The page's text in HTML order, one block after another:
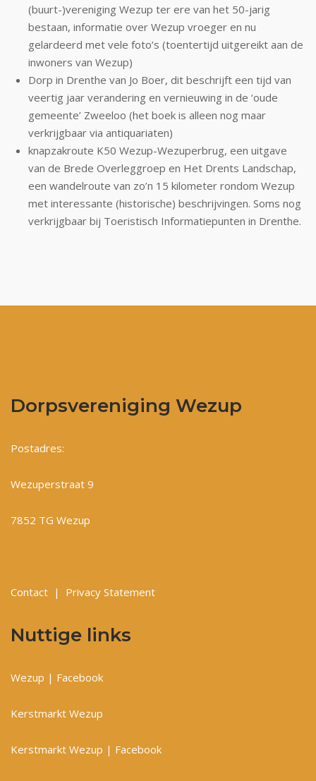
(buurt-)vereniging Wezup ter ere van het 50-jarig
bestaan, informatie over Wezup vroeger en nu
gelardeerd met vele foto’s (toentertijd uitgereikt aan de
inwoners van Wezup)
Dorp in Drenthe van Jo Boer, dit beschrijft een tijd van
veertig jaar verandering en vernieuwing in de ‘oude
gemeente’ Zweeloo (het boek is alleen nog maar
verkrijgbaar via antiquariaten)
knapzakroute K50 Wezup-Wezuperbrug, een uitgave
van de Brede Overleggroep en Het Drents Landschap,
een wandelroute van zo’n 15 kilometer rondom Wezup
met interessante (historische) beschrijvingen. Soms nog
verkrijgbaar bij Toeristisch Informatiepunten in Drenthe.
Dorpsvereniging Wezup
Postadres:
Wezuperstraat 9
7852 TG Wezup
Contact | Privacy Statement
Nuttige links
Wezup | Facebook
Kerstmarkt Wezup
Kerstmarkt Wezup | Facebook